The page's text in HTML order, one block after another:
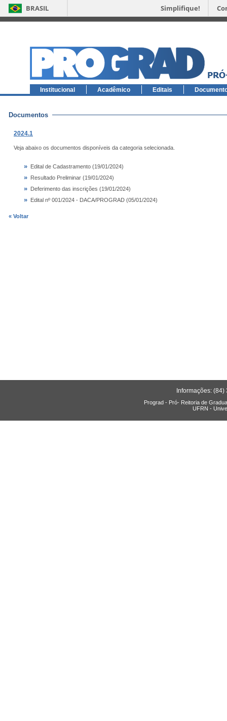
BRASIL Simplifique!
Institucional Acadêmico Editais
Documentos
2024.1
Veja abaixo os documentos disponíveis da categoria selecionada.
» Edital de Cadastramento (19/01/2024)
» Resultado Preliminar (19/01/2024)
» Deferimento das inscrições (19/01/2024)
» Edital nº 001/2024 - DACA/PROGRAD (05/01/2024)
« Voltar
Informações:
Prograd - Pró- Reitoria de
UFRN -